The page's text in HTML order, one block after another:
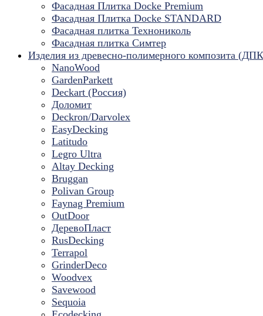
Фасадная Плитка Docke Premium
Фасадная Плитка Docke STANDARD
Фасадная плитка Технониколь
Фасадная плитка Симтер
Изделия из древесно-полимерного композита
NanoWood
GardenParkett
Deckart (Россия)
Доломит
Deckron/Darvolex
EasyDecking
Latitudo
Legro Ultra
Altay Decking
Bruggan
Polivan Group
Faynag Premium
OutDoor
ДеревоПласт
RusDecking
Terrapol
GrinderDeco
Woodvex
Savewood
Sequoia